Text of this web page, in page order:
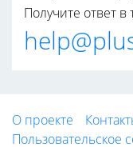
Получите ответ в
О проекте
Пользовательское